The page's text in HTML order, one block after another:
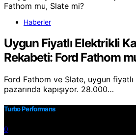
Haberler
Uygun Fiyatlı Elektrikli
Rekabeti: Ford Fathom
Ford Fathom ve Slate, uygun
pazarında kapışıyor. 28.000…
Turbo Performans
0